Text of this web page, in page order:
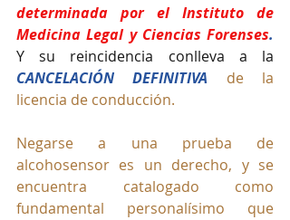
determinada por el Instituto de
Medicina Legal y Ciencias Forenses
Y su reincidencia conlleva a la
CANCELACIÓN DEFINITIVA de la
licencia de conducción.
Negarse a una prueba de
alcohosensor es un derecho, y se
encuentra catalogado como
fundamental personalísimo que